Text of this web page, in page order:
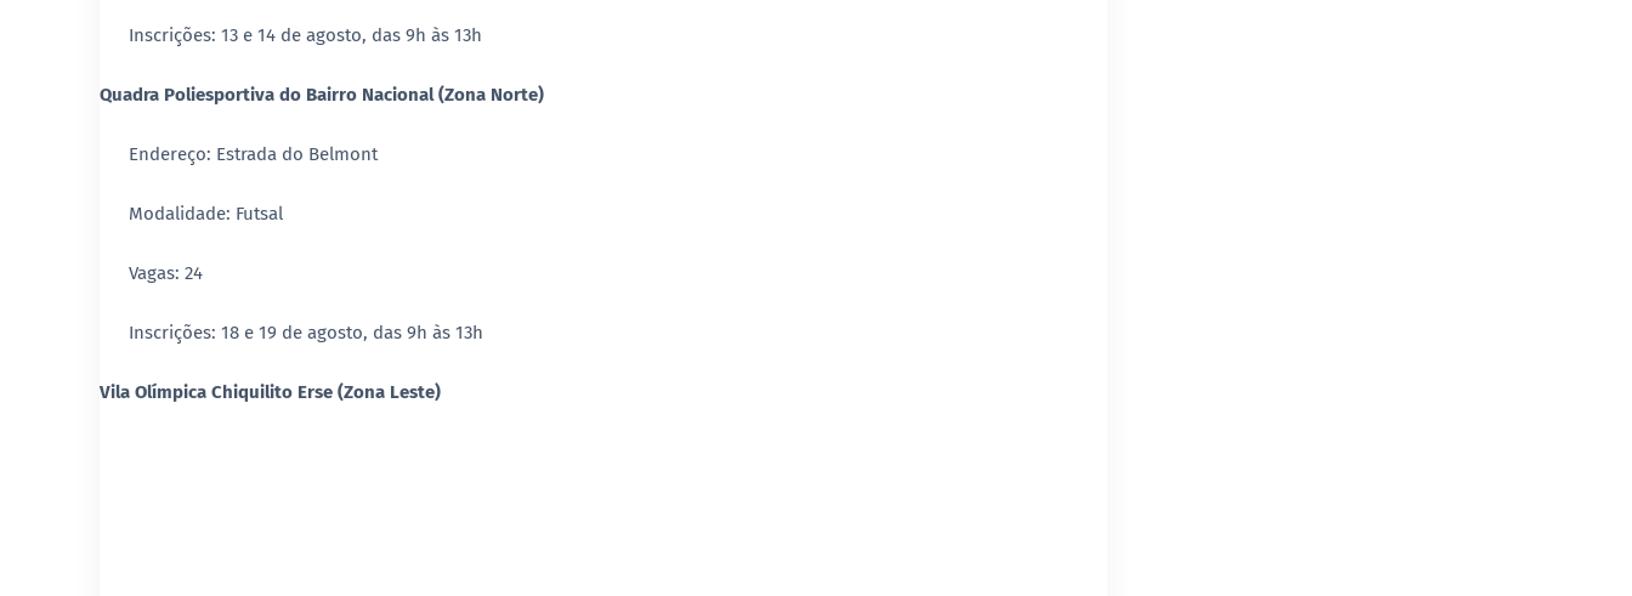
Inscrições: 13 e 14 de agosto, das 9h às 13h
Quadra Poliesportiva do Bairro Nacional (Zona Norte)
Endereço: Estrada do Belmont
Modalidade: Futsal
Vagas: 24
Inscrições: 18 e 19 de agosto, das 9h às 13h
Vila Olímpica Chiquilito Erse (Zona Leste)